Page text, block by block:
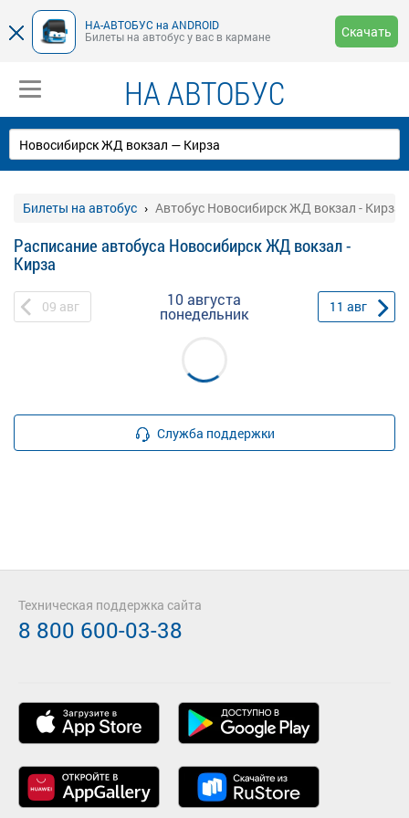
НА-АВТОБУС на ANDROID
Билеты на автобус у вас в кармане
Скачать
НА АВТОБУС
Билеты на автобус Автобус Новосибирск ЖД вокзал - Кирза
Расписание автобуса Новосибирск ЖД вокзал -
Кирза
09 авг 10 августа
понедельник 11 авг
Служба поддержки
Техническая поддержка сайта
8 800 600-03-38